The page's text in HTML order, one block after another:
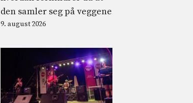
den samler seg på veggene
9. august 2026